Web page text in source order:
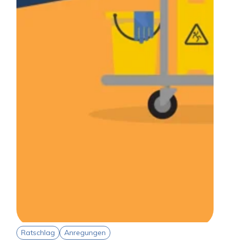
Ratschlag Anregungen